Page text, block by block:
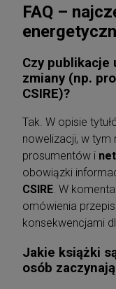
FAQ –
Czy publikacje
zmiany (np.
CSIRE)?
Tak. W opisie
nowelizacji, w
prosumentów i
obowiązki
CSIRE. W
omówienia
konsekwencjami
Jakie książki
osób